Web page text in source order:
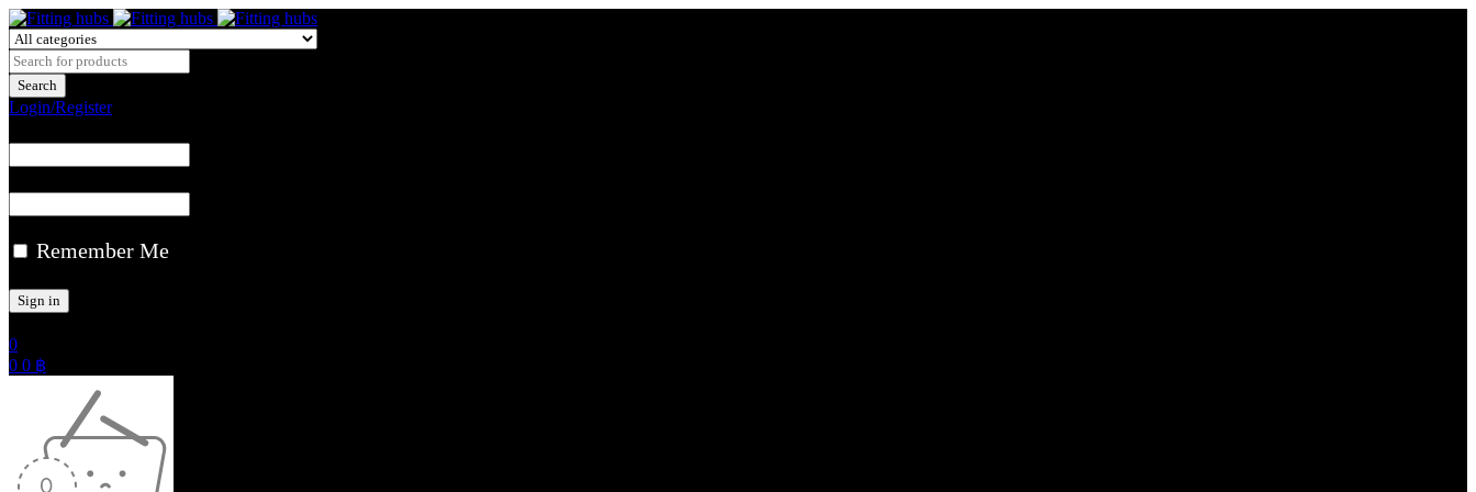
Login/Register
Remember Me
0
0 0 ฿